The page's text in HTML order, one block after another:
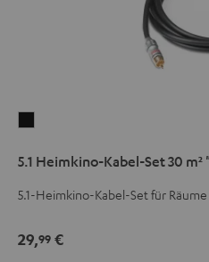
Kabel-
"Standard"
5.1 Heimkino-Kabel-Set 30 m²
5.1-Heimkino-Kabel-Set für Räume
29,99 €